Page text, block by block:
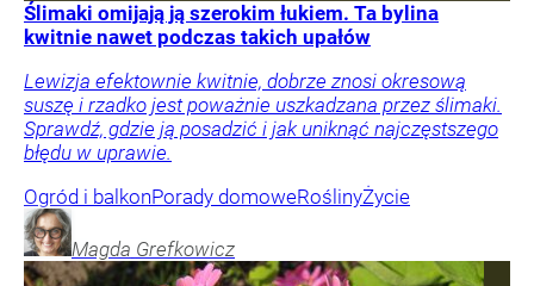
Ślimaki omijają ją szerokim łukiem. Ta bylina
kwitnie nawet podczas takich upałów
Lewizja efektownie kwitnie, dobrze znosi okresową
suszę i rzadko jest poważnie uszkadzana przez ślimaki.
Sprawdź, gdzie ją posadzić i jak uniknąć najczęstszego
błędu w uprawie.
Ogród i balkonPorady domoweRoślinyŻycie
Magda Grefkowicz